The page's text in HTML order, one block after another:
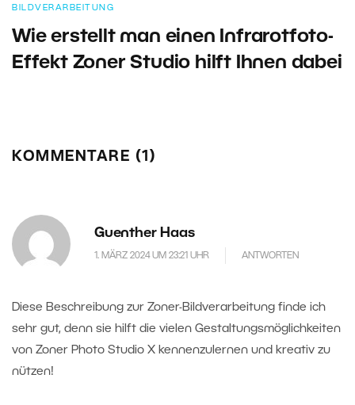
BILDVERARBEITUNG
Wie erstellt man einen Infrarotfoto-
Effekt Zoner Studio hilft Ihnen dabei
KOMMENTARE (1)
Guenther Haas
1. MÄRZ 2024 UM 23:21 UHR ANTWORTEN
Diese Beschreibung zur Zoner-Bildverarbeitung finde ich
sehr gut, denn sie hilft die vielen Gestaltungsmöglichkeiten
von Zoner Photo Studio X kennenzulernen und kreativ zu
nützen!